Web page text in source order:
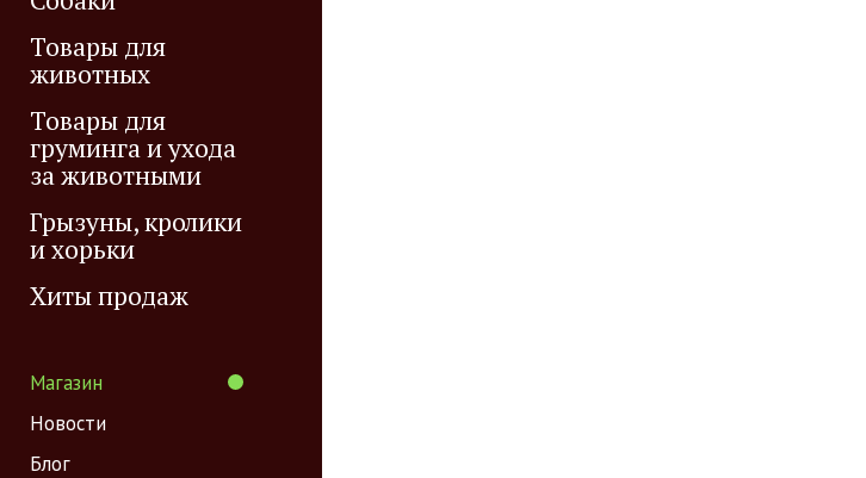
Товары для
животных
Товары для
груминга и ухода
за животными
Грызуны, кролики
и хорьки
Хиты продаж
Магазин
Новости
Блог